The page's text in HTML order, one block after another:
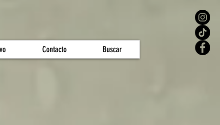
Contacto Buscar